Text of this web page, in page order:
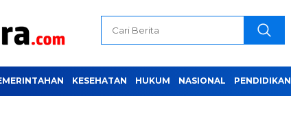
KESEHATAN HUKUM NASIONAL PENDIDIKAN